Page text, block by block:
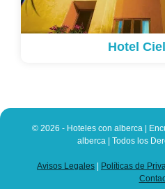
Hotel
© 2026 - Hoteles con alberca |
alberca | Todos los
Avisos Legales Políticas de